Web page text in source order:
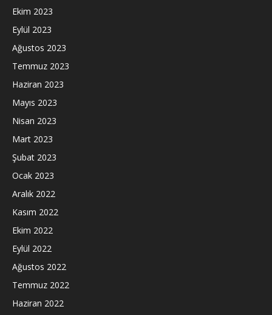
Ekim 2023
Eylül 2023
Ağustos 2023
Temmuz 2023
Haziran 2023
Mayıs 2023
Nisan 2023
Mart 2023
Şubat 2023
Ocak 2023
Aralık 2022
Kasım 2022
Ekim 2022
Eylül 2022
Ağustos 2022
Temmuz 2022
Haziran 2022